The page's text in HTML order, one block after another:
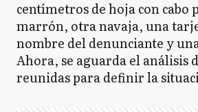
centímetros de hoja con cabo
marrón, otra navaja, una
nombre del denunciante y
Ahora, se aguarda el análisis
reunidas para definir la